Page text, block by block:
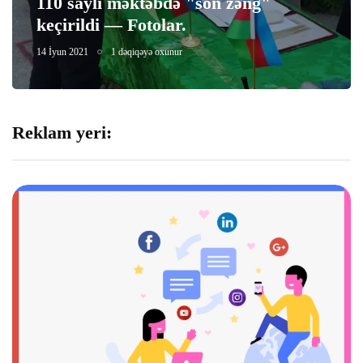
telegram
keçirildi — Fotolar.
14 İyun 2021 1 dəqiqəyə oxunur
Reklam yeri: